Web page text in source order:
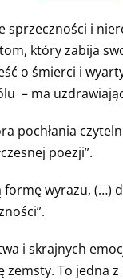
sprzeczności i
który zabija
o śmierci i
– ma
pochłania
poezji”.
formę wyrazu,
i skrajnych
To jedna